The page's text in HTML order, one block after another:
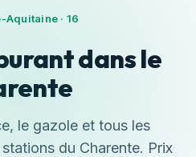
Aquitaine · 16
dans le
le gazole et tous les
du Charente. Prix